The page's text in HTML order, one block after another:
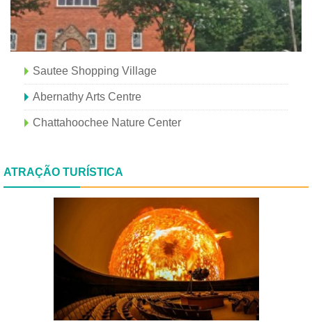
Sautee Shopping Village
Abernathy Arts Centre
Chattahoochee Nature Center
ATRAÇÃO TURÍSTICA